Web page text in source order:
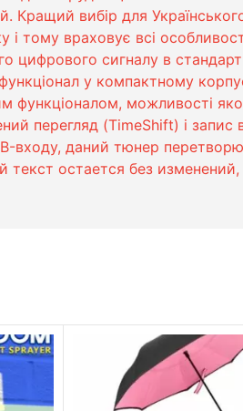
Кращий вибір для
тому враховує всі
цифрового сигналу в
у компактному
функціоналом, можливості
перегляд (TimeShift) і запис
входу, даний тюнер
текст остается без